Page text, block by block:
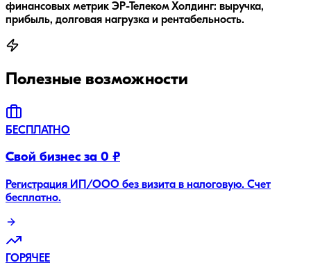
финансовых метрик ЭР-Телеком Холдинг: выручка,
прибыль, долговая нагрузка и рентабельность.
Полезные возможности
БЕСПЛАТНО
Свой бизнес за 0 ₽
Регистрация ИП/ООО без визита в налоговую. Счет
бесплатно.
ГОРЯЧЕЕ